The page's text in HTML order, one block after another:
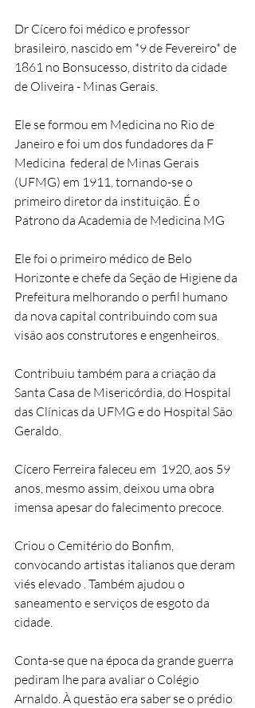
Dr Cícero foi médico e professor
brasileiro, nascido em *9 de Fevereiro* de
1861 no Bonsucesso, distrito da cidade
de Oliveira - Minas Gerais.
Ele se formou em Medicina no Rio de
Janeiro e foi um dos fundadores da F
Medicina  federal de Minas Gerais
(UFMG) em 1911, tornando-se o
primeiro diretor da instituição. É o
Patrono da Academia de Medicina MG
Ele foi o primeiro médico de Belo
Horizonte e chefe da Seção de Higiene da
Prefeitura melhorando o perfil humano
da nova capital contribuindo com sua
visão aos construtores e engenheiros.
Contribuiu também para a criação da
Santa Casa de Misericórdia, do Hospital
das Clínicas da UFMG e do Hospital São
Geraldo.
Cícero Ferreira faleceu em  1920, aos 59
anos, mesmo assim, deixou uma obra
imensa apesar do falecimento precoce.
Criou o Cemitério do Bonfim,
convocando artistas italianos que deram
viés elevado . Também ajudou o
saneamento e serviços de esgoto da
cidade.
Conta-se que na época da grande guerra
pediram lhe para avaliar o Colégio
Arnaldo. À questão era saber se o prédio